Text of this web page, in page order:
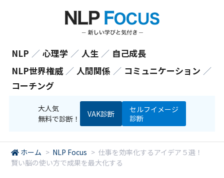
NLP ／ 心理学 ／ 人生 ／ 自己成長
NLP世界権威 ／ 人間関係 ／ コミュニケーション ／
コーチング
大人気
無料で診断！
VAK診断
セルフイメージ
診断
ホーム > NLP Focus > 仕事を効率化するアイデア５選！
賢い脳の使い方で成果を最大化する